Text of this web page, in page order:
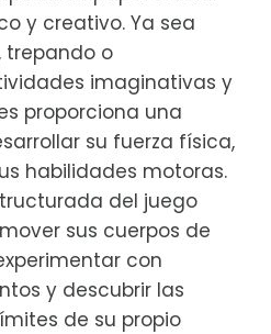
y creativo. Ya sea
trepando o
imaginativas y
proporciona una
su fuerza física,
habilidades motoras.
del juego
sus cuerpos de
con
y descubrir las
de su propio